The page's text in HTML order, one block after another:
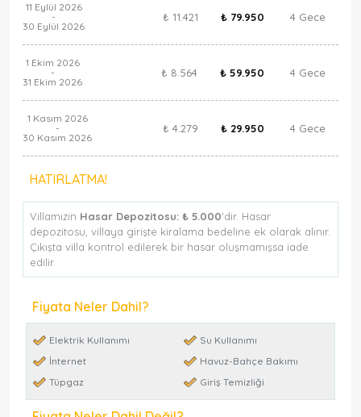
11 Eylül 2026
-
30 Eylül 2026
₺ 11.421 ₺ 79.950 4 Gece
1 Ekim 2026
-
31 Ekim 2026
₺ 8.564 ₺ 59.950 4 Gece
1 Kasım 2026
-
30 Kasım 2026
₺ 4.279 ₺ 29.950 4 Gece
HATIRLATMA!
Villamızın Hasar Depozitosu: ₺ 5.000'dir. Hasar
depozitosu, villaya girişte kiralama bedeline ek olarak alınır.
Çıkışta villa kontrol edilerek bir hasar oluşmamışsa iade
edilir.
Fiyata Neler Dahil?
Elektrik Kullanımı
Su Kullanımı
İnternet
Havuz-Bahçe Bakımı
Tüpgaz
Giriş Temizliği